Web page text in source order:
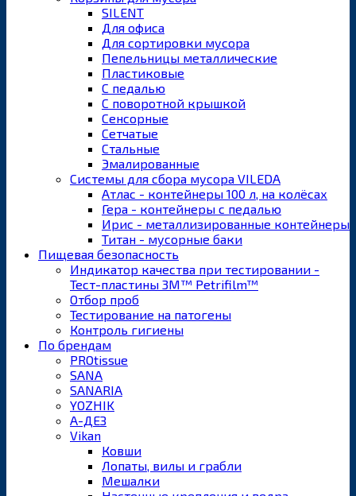
SILENT
Для офиса
Для сортировки мусора
Пепельницы металлические
Пластиковые
С педалью
С поворотной крышкой
Сенсорные
Сетчатые
Стальные
Эмалированные
Системы для сбора мусора VILEDA
Атлас - контейнеры 100 л, на колёсах
Гера - контейнеры с педалью
Ирис - металлизированные контейнеры
Титан - мусорные баки
Пищевая безопасность
Индикатор качества при тестировании -
Тест-пластины 3M™ Petrifilm™
Отбор проб
Тестирование на патогены
Контроль гигиены
По брендам
PROtissue
SANA
SANARIA
YOZHIK
А-ДЕЗ
Vikan
Ковши
Лопаты, вилы и грабли
Мешалки